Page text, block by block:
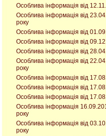
Особлива інформація від
Особлива інформація від
року
Особлива інформація від
Особлива інформація від
Особлива інформація від
Особлива інформація від
року
Особлива інформація від
Особлива інформація від
Особлива інформація від
Особлива інформація
року
Особлива інформація від
року